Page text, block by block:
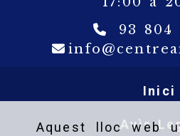
Aquest lloc web
93 804
info
Inici
Avìs